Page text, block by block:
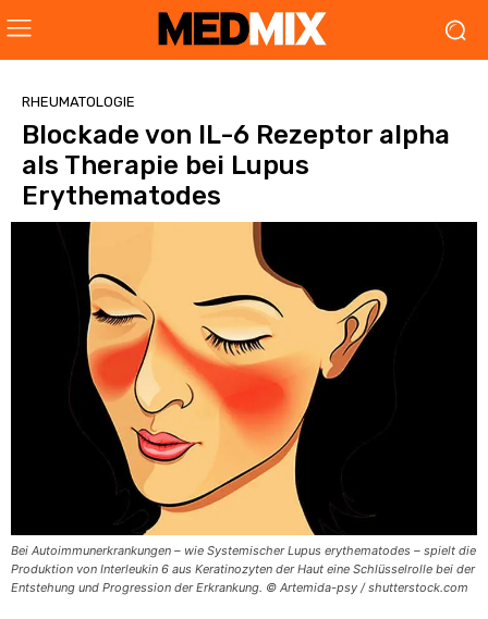
RHEUMATOLOGIE
Blockade von IL-6 Rezeptor alpha
als Therapie bei Lupus
Erythematodes
Bei Autoimmunerkrankungen – wie Systemischer Lupus erythematodes – spielt die
Produktion von Interleukin 6 aus Keratinozyten der Haut eine Schlüsselrolle bei der
Entstehung und Progression der Erkrankung. © Artemida-psy / shutterstock.com